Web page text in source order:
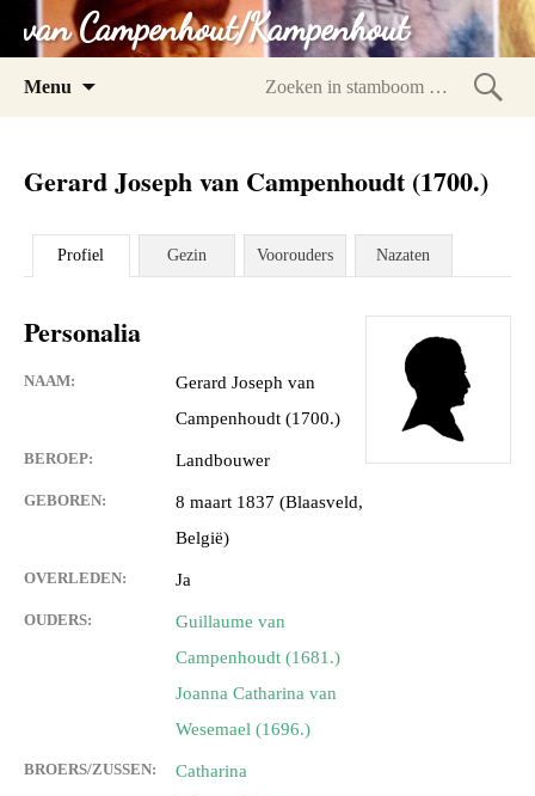
van Campenhout/Kampenhout
Menu
Gerard Joseph van Campenhoudt (1700.)
Profiel Gezin Voorouders Nazaten
Personalia
NAAM:
Gerard Joseph van
Campenhoudt (1700.)
BEROEP: Landbouwer
GEBOREN:
8 maart 1837 (Blaasveld,
België)
OVERLEDEN: Ja
OUDERS:
Guillaume van
Campenhoudt (1681.)
Joanna Catharina van
Wesemael (1696.)
BROERS/ZUSSEN:
Catharina